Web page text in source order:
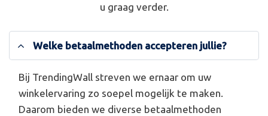
u graag verder.
Welke betaalmethoden accepteren jullie?
Bij TrendingWall streven we ernaar om uw
winkelervaring zo soepel mogelijk te maken.
Daarom bieden we diverse betaalmethoden